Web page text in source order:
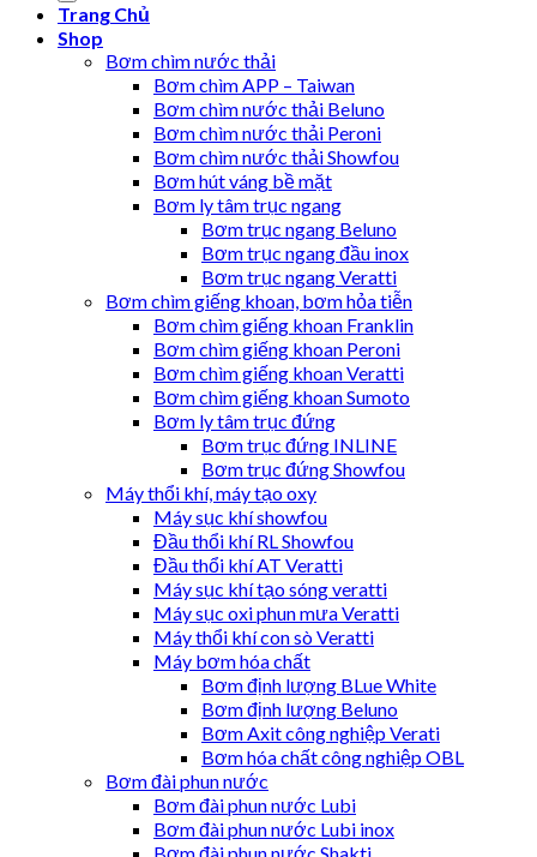
Trang Chủ
Shop
Bơm chìm nước thải
Bơm chìm APP – Taiwan
Bơm chìm nước thải Beluno
Bơm chìm nước thải Peroni
Bơm chìm nước thải Showfou
Bơm hút váng bề mặt
Bơm ly tâm trục ngang
Bơm trục ngang Beluno
Bơm trục ngang đầu inox
Bơm trục ngang Veratti
Bơm chìm giếng khoan, bơm hỏa tiễn
Bơm chìm giếng khoan Franklin
Bơm chìm giếng khoan Peroni
Bơm chìm giếng khoan Veratti
Bơm chìm giếng khoan Sumoto
Bơm ly tâm trục đứng
Bơm trục đứng INLINE
Bơm trục đứng Showfou
Máy thổi khí, máy tạo oxy
Máy sục khí showfou
Đầu thổi khí RL Showfou
Đầu thổi khí AT Veratti
Máy sục khí tạo sóng veratti
Máy sục oxi phun mưa Veratti
Máy thổi khí con sò Veratti
Máy bơm hóa chất
Bơm định lượng BLue White
Bơm định lượng Beluno
Bơm Axit công nghiệp Verati
Bơm hóa chất công nghiệp OBL
Bơm đài phun nước
Bơm đài phun nước Lubi
Bơm đài phun nước Lubi inox